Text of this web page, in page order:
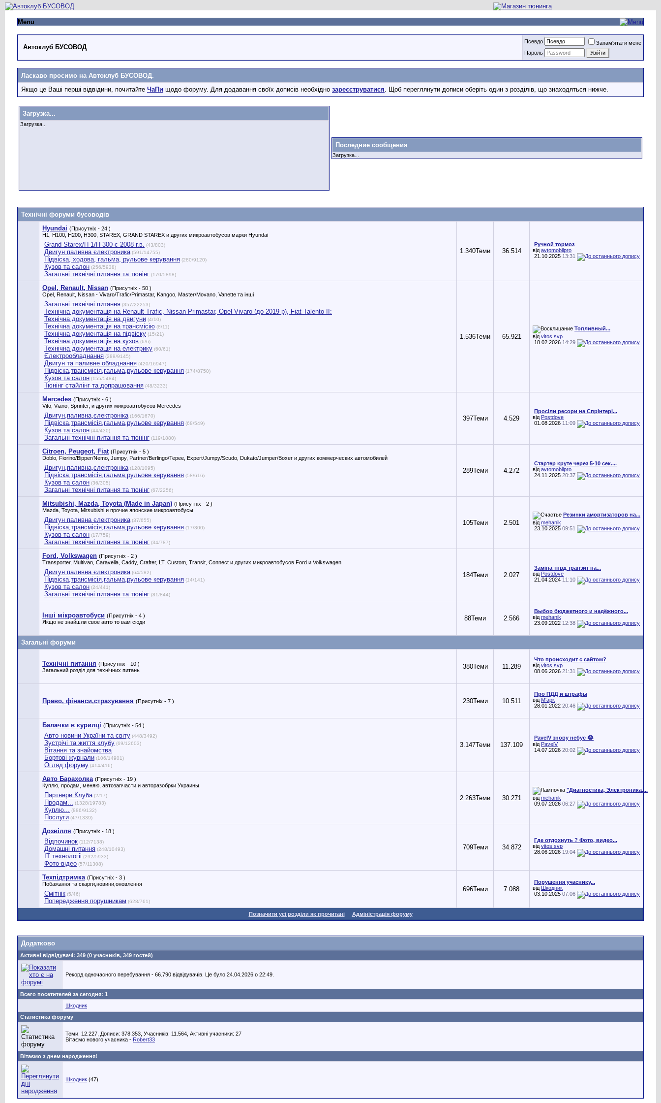
Menu
Автоклуб БУСОВОД
Псевдо
Запам'ятати мене
Пароль
Ласкаво просимо на Автоклуб БУСОВОД.
Якщо це Ваші перші відвідини, почитайте ЧаПи щодо форуму. Для додавання своїх дописів необхідно зареєструватися . Щоб переглянути дописи оберіть один з розділів, що знаходяться нижче.
Загрузка...
Загрузка...
Последние сообщения
Загрузка...
Технічні форуми бусоводів
Hyundai (Присутніх - 24 )
H1, H100, H200, H300, STAREX, GRAND STAREX и других микроавтобусов марки Hyundai
Grand Starex/H-1/H-300 с 2008 г.в. (43/803)
Двигун паливна єлектроника (591/14755)
Підвіска, ходова, гальма, рульове керування (280/9120)
Кузов та салон (256/5938)
Загальні технічні питання та тюнінг (170/5898)
1.340Теми 36.514
Ручной тормоз
від avtomobilpro
21.10.2025 13:31
Opel, Renault, Nissan (Присутніх - 50 )
Opel, Renault, Nissan - Vivaro/Trafic/Primastar, Kangoo, Master/Movano, Vanette та інші
Загальні технічні питання (357/22253)
Технічна документація на Renault Trafic, Nissan Primastar, Оpel Vivaro (до 2019 р), Fiat Talento II:
Технічна документація на двигуни (4/10)
Технічна документація на трансмісію (8/11)
Технічна документація на підвіску (15/21)
Технічна документація на кузов (6/6)
Технічна документація на електрику (60/61)
Єлектрообладнання (289/9145)
Двигун та паливне обладнання (420/16947)
Підвіска,трансмісія,гальма,рульове керування (174/8750)
Кузов та салон (155/5484)
Тюнінг стайлінг та допрацювання (48/3233)
1.536Теми 65.921
Топливный...
від vitos svp
18.02.2026 14:29
Mercedes (Присутніх - 6 )
Vito, Viano, Sprinter, и других микроавтобусов Mercedes
Двигун,паливна,єлектроніка (166/1670)
Підвіска,трансмісія,гальма,рульове керування (68/549)
Кузов та салон (44/430)
Загальні технічні питання та тюнінг (119/1880)
397Теми 4.529
Просіли ресори на Спрінтері...
від Postdove
01.08.2026 11:09
Citroen, Peugeot, Fiat (Присутніх - 5 )
Doblo, Fiorino/Bipper/Nemo, Jumpy, Partner/Berlingo/Tepee, Expert/Jumpy/Scudo, Dukato/Jumper/Boxer и других коммерческих автомобилей
Двигун,паливна,єлектроніка (128/1095)
Підвіска,трансмісія,гальма,рульове керування (58/616)
Кузов та салон (36/305)
Загальні технічні питання та тюнінг (67/2256)
289Теми 4.272
Стартер круте через 5-10 сек....
від avtomobilpro
24.11.2025 20:37
Mitsubishi, Mazda, Toyota (Made in Japan) (Присутніх - 2 )
Mazda, Toyota, Mitsubishi и прочие японские микроавтобусы
Двигун паливна єлектроника (37/655)
Підвіска,трансмісія,гальма,рульове керування (17/300)
Кузов та салон (17/759)
Загальні технічні питання та тюнінг (34/787)
105Теми 2.501
Резинки амортизаторов на...
від mehanik
23.10.2025 09:51
Ford, Volkswagen (Присутніх - 2 )
Transporter, Multivan, Caravella, Caddy, Crafter, LT, Custom, Transit, Connect и других микроавтобусов Ford и Volkswagen
Двигун паливна єлектроника (64/582)
Підвіска,трансмісія,гальма,рульове керування (14/141)
Кузов та салон (24/441)
Загальні технічні питання та тюнінг (81/844)
184Теми 2.027
Заміна тнвд транзит на...
від Postdove
21.04.2024 11:10
Інші мікроавтобуси (Присутніх - 4 )
Якщо не знайшли свое авто то вам сюди
88Теми 2.566
Выбор бюджетного и надёжного...
від mehanik
23.09.2022 12:38
Загальні форуми
Технічні питання (Присутніх - 10 )
Загальний розділ для технічних питань
380Теми 11.289
Что происходит с сайтом?
від vitos svp
08.06.2026 21:31
Право, фінанси,страхування (Присутніх - 7 ) 230Теми 10.511
Про ПДД и штрафы
від М'арк
28.01.2022 20:46
Балачки в курилці (Присутніх - 54 )
Авто новини України та світу (448/3492)
Зустрічі та життя клубу (69/12603)
Вітання та знайомства
Бортові журнали (106/14901)
Огляд форуму (414/416)
3.147Теми 137.109
PavelV знову небус 😂
від PavelV
14.07.2026 20:02
Авто Барахолка (Присутніх - 19 )
Куплю, продам, меняю, автозапчасти и авторазобрки Украины.
Партнери Клуба (2/17)
Продам... (1328/19783)
Куплю... (886/9132)
Послуги (47/1339)
2.263Теми 30.271
"Диагностика, Электроника,...
від mehanik
09.07.2026 06:27
Дозвілля (Присутніх - 18 )
Відпочинок (112/7138)
Домашні питання (248/10493)
IT технологіі (292/5933)
Фото-відео (57/11308)
709Теми 34.872
Где отдохнуть ? Фото, видео...
від vitos svp
28.06.2026 19:04
Техпідтримка (Присутніх - 3 )
Побажання та скарги,новини,оновлення
Смітнік (5/46)
Попередження порушникам (628/761)
696Теми 7.088
Порушення учаснику...
від Шкодник
03.10.2025 07:06
Позначити усі розділи як прочитані Адміністрація форуму
Додатково
Активні відвідувачі: 349 (0 учасників, 349 гостей)
Рекорд одночасного перебування - 66.790 відвідувачів. Це було 24.04.2026 о 22:49.
Всего посетителей за сегодня: 1
Шкодник
Статистика форуму
Теми: 12.227, Дописи: 378.353, Учасників: 11.564, Активні учасники: 27
Вітаємо нового учасника - Robert33
Вітаємо з днем народження!
Шкодник (47)